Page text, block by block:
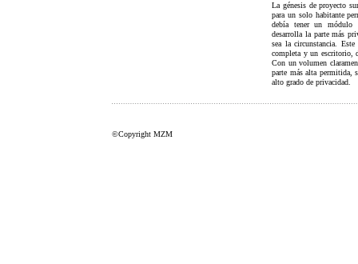
La génesis de proyecto
para un solo habitante
debía tener un módulo
desarrolla la parte más
sea la circunstancia.
completa y un escritorio,
Con un volumen
parte más alta permitida,
alto grado de privacidad.
©Copyright MZM